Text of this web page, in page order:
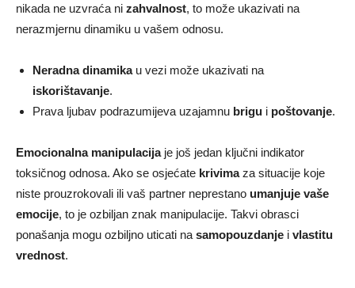
nikada ne uzvraća ni zahvalnost, to može ukazivati na
nerazmjernu dinamiku u vašem odnosu.
Neradna dinamikau vezi može ukazivati na
iskorištavanje.
Prava ljubav podrazumijeva uzajamnu brigu i poštovanje.
Emocionalna manipulacijaje još jedan ključni indikator
toksičnog odnosa. Ako se osjećate krivimaza situacije koje
niste prouzrokovali ili vaš partner neprestano umanjuje vaše
emocije, to je ozbiljan znak manipulacije. Takvi obrasci
ponašanja mogu ozbiljno uticati na samopouzdanje i vlastitu
vrednost.